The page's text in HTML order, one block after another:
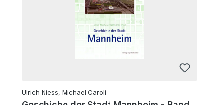
Ulrich Niess, Michael Caroli